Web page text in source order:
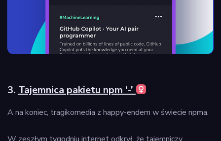
3. Tajemnica pakietu npm ‘-’
A na koniec, tragikomedia z happy-endem w świecie npma.